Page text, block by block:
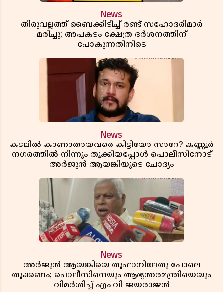
News
തിരുവല്ലത്ത് ബൈക്കിടിച്ച് രണ്ട് സഹോദരിമാർ
മരിച്ചു; അപകടം ക്ഷേത്ര ദർശനത്തിന്
പോകുന്നതിനിടെ
News
കടലിൽ കാണാതായവരെ കിട്ടിയോ സാറേ? കണ്ണൂർ
നഗരത്തിൽ നിന്നും തൂക്കിയപ്പോൾ പൊലീസിനോട്
അർജുൻ ആയങ്കിയുടെ ചോദ്യം
News
അർജുൻ ആയങ്കിയെ തൂഫാനിലേതു പോലെ
തൂക്കണം; പൊലീസിനെയും ആഭ്യന്തരമന്ത്രിയെയും
വിമർശിച്ച് എം വി ജയരാജൻ